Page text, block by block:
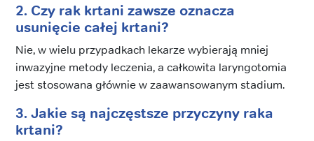
2. Czy rak krtani zawsze oznacza
usunięcie całej krtani?
Nie, w wielu przypadkach lekarze wybierają mniej
inwazyjne metody leczenia, a całkowita laryngotomia
jest stosowana głównie w zaawansowanym stadium.
3. Jakie są najczęstsze przyczyny raka
krtani?